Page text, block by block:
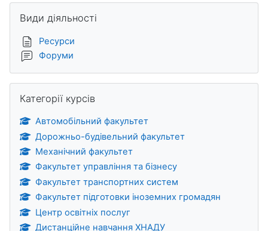
Види діяльності
Ресурси
Форуми
Категорії курсів
Автомобільний факультет
Дорожньо-будівельний факультет
Механічний факультет
Факультет управління та бізнесу
Факультет транспортних систем
Факультет підготовки іноземних громадян
Центр освітніх послуг
Дистанційне навчання ХНАДУ